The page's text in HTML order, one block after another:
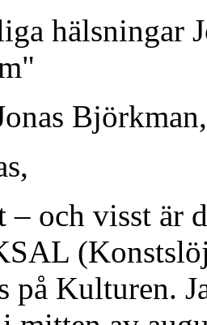
hälsningar
– och visst är
på Kulturen.